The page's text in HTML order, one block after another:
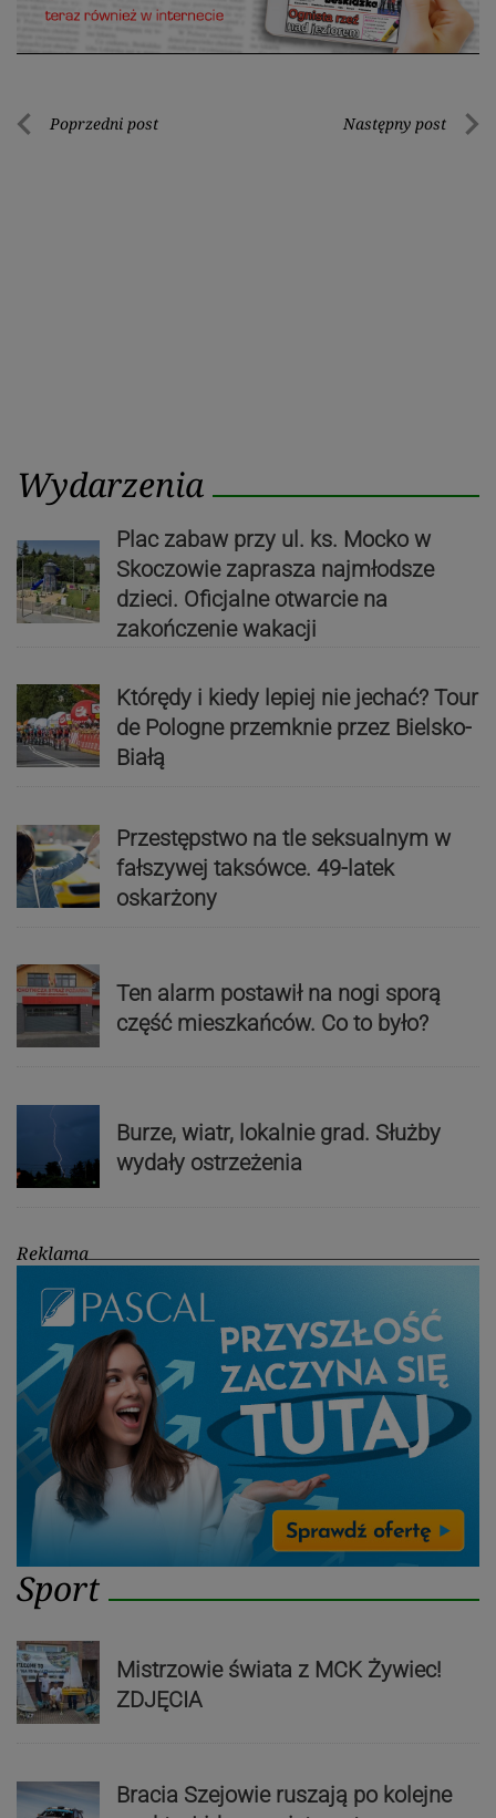
Nawigacja
Poprzedni post Następny post
Wydarzenia
Plac zabaw przy ul. ks. Mocko w
Skoczowie zaprasza najmłodsze
dzieci. Oficjalne otwarcie na
zakończenie wakacji
Którędy i kiedy lepiej nie jechać? Tour
de Pologne przemknie przez Bielsko-
Białą
Przestępstwo na tle seksualnym w
fałszywej taksówce. 49-latek
oskarżony
Ten alarm postawił na nogi sporą
część mieszkańców. Co to było?
Burze, wiatr, lokalnie grad. Służby
wydały ostrzeżenia
Reklama
Sport
Mistrzowie świata z MCK Żywiec!
ZDJĘCIA
Bracia Szejowie ruszają po kolejne